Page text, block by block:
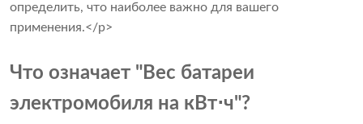
определить, что наиболее важно для вашего
применения.</p>
Что означает "Вес батареи
электромобиля на кВт⋅ч"?